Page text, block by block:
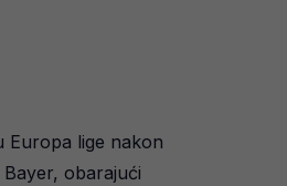
Europa lige nakon
obarajući